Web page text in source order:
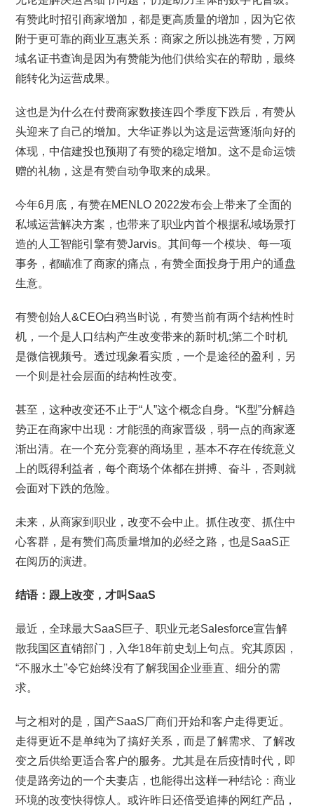
有赞此时招引商家增加，都是更高质量的增加，因为它依
附于更可靠的商业互惠关系：商家之所以挑选有赞，万网
域名证书查询是因为有赞能为他们供给实在的帮助，最终
能转化为运营成果。
这也是为什么在付费商家数接连四个季度下跌后，有赞从
头迎来了自己的增加。大华证券以为这是运营逐渐向好的
体现，中信建投也预期了有赞的稳定增加。这不是命运馈
赠的礼物，这是有赞自动争取来的成果。
今年6月底，有赞在MENLO 2022发布会上带来了全面的
私域运营解决方案，也带来了职业内首个根据私域场景打
造的人工智能引擎有赞Jarvis。其间每一个模块、每一项
事务，都瞄准了商家的痛点，有赞全面投身于用户的通盘
生意。
有赞创始人&CEO白鸦当时说，有赞当前有两个结构性时
机，一个是人口结构产生改变带来的新时机;第二个时机
是微信视频号。透过现象看实质，一个是途径的盈利，另
一个则是社会层面的结构性改变。
甚至，这种改变还不止于“人”这个概念自身。“K型”分解趋
势正在商家中出现：才能强的商家晋级，弱一点的商家逐
渐出清。在一个充分竞赛的商场里，基本不存在传统意义
上的既得利益者，每个商场个体都在拼搏、奋斗，否则就
会面对下跌的危险。
未来，从商家到职业，改变不会中止。抓住改变、抓住中
心客群，是有赞们高质量增加的必经之路，也是SaaS正
在阅历的演进。
结语：跟上改变，才叫SaaS
最近，全球最大SaaS巨子、职业元老Salesforce宣告解
散我国区直销部门，入华18年前史划上句点。究其原因，
“不服水土”令它始终没有了解我国企业垂直、细分的需
求。
与之相对的是，国产SaaS厂商们开始和客户走得更近。
走得更近不是单纯为了搞好关系，而是了解需求、了解改
变之后供给更适合客户的服务。尤其是在后疫情时代，即
使是路旁边的一个夫妻店，也能得出这样一种结论：商业
环境的改变快得惊人。或许昨日还倍受追捧的网红产品，